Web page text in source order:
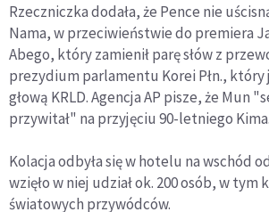
Rzeczniczka dodała, że Pence nie
Nama, w przeciwieństwie do premiera
Abego, który zamienił parę słów z
prezydium parlamentu Korei Płn.,
głową KRLD. Agencja AP pisze, że Mun
przywitał" na przyjęciu 90-letniego Kima.
Kolacja odbyła się w hotelu na wschód
wzięło w niej udział ok. 200 osób, w tym
światowych przywódców.